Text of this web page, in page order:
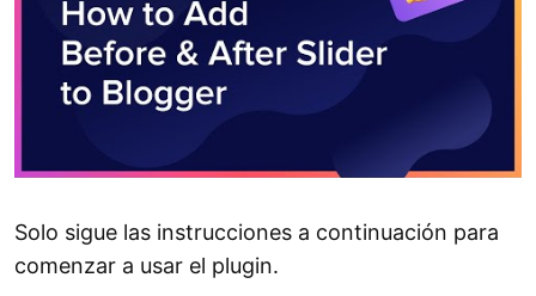
Solo sigue las instrucciones a continuación para
comenzar a usar el plugin.